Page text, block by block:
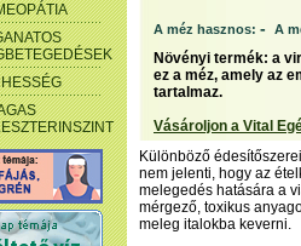
A méz hasznos: - A
Növényi termék: a
ez a méz, amely az
tartalmaz.
Vásároljon a Vital
Különböző
nem jelenti, hogy az
melegedés hatására a
mérgező, toxikus
meleg italokba keverni.